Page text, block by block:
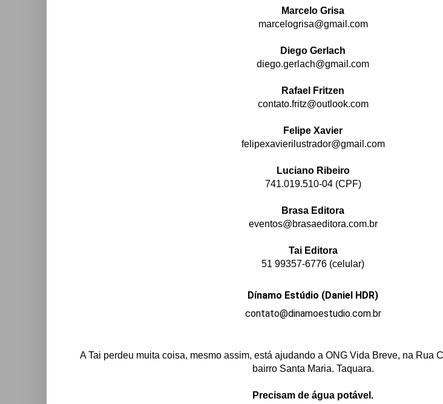
Marcelo Grisa
marcelogrisa@gmail.com
Diego Gerlach
diego.gerlach@gmail.com
Rafael Fritzen
contato.fritz@outlook.com
Felipe Xavier
felipexavierilustrador@gmail.com
Luciano Ribeiro
741.019.510-04 (CPF)
Brasa Editora
eventos@brasaeditora.com.br
Tai Editora
51 99357-6776 (celular)
Dínamo Estúdio (Daniel HDR)
contato@dinamoestudio.com.br
A Tai perdeu muita coisa, mesmo assim, está ajudando a ONG Vida Breve, na Rua
bairro Santa Maria. Taquara.
Precisam de água potável.